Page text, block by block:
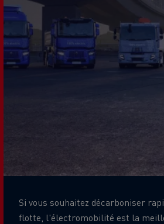
Si vous souhaitez décarboniser
flotte, l'électromobilité est la